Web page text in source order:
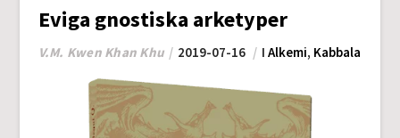
Eviga gnostiska arketyper
V.M. Kwen Khan Khu 2019-07-16 IAlkemi, Kabbala